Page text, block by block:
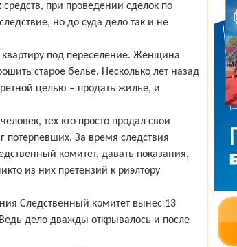
при проведении сделок по
но до суда дело так и не
квартиру под переселение. Женщина
старое белье. Несколько лет назад
целью – продать жилье, и
тех кто просто продал свои
потерпевших. За время следствия
комитет, давать показания,
из них претензий к риэлтору
Следственный комитет вынес 13
дело дважды открывалось и после